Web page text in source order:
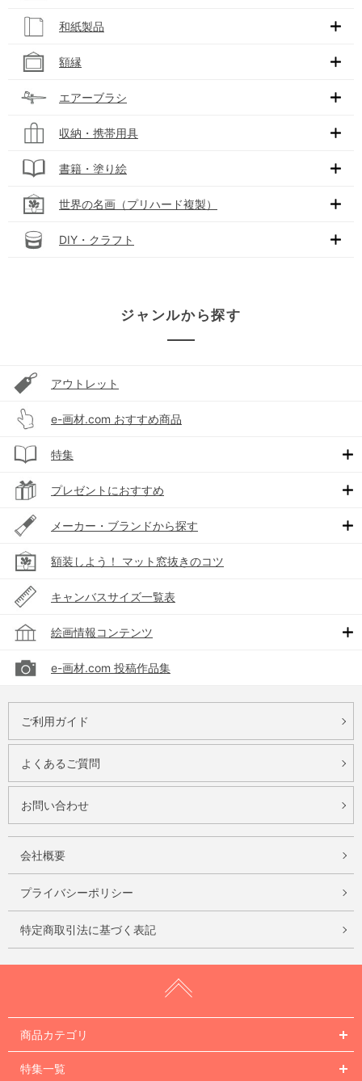
和紙製品
額縁
エアーブラシ
収納・携帯用具
書籍・塗り絵
世界の名画（プリハード複製）
DIY・クラフト
ジャンルから探す
アウトレット
e-画材.com おすすめ商品
特集
プレゼントにおすすめ
メーカー・ブランドから探す
額装しよう！ マット窓抜きのコツ
キャンバスサイズ一覧表
絵画情報コンテンツ
e-画材.com 投稿作品集
ご利用ガイド
よくあるご質問
お問い合わせ
会社概要
プライバシーポリシー
特定商取引法に基づく表記
商品カテゴリ
特集一覧